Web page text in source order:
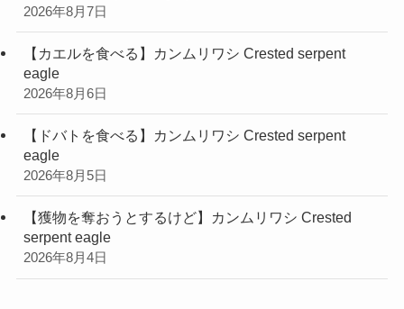
2026年8月7日
【カエルを食べる】カンムリワシ Crested serpent
eagle
2026年8月6日
【ドバトを食べる】カンムリワシ Crested serpent
eagle
2026年8月5日
【獲物を奪おうとするけど】カンムリワシ Crested
serpent eagle
2026年8月4日